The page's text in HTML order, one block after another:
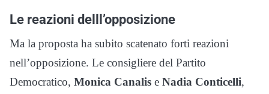
Le reazioni delll’opposizione
Ma la proposta ha subito scatenato forti reazioni
nell’opposizione. Le consigliere del Partito
Democratico, Monica Canalis e Nadia Conticelli,